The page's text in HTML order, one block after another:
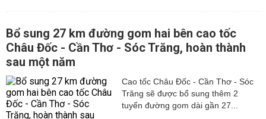
Bổ sung 27 km đường gom hai bên cao tốc
Châu Đốc - Cần Thơ - Sóc Trăng, hoàn thành
sau một năm
Cao tốc Châu Đốc - Cần Thơ - Sóc
Trăng sẽ được bổ sung thêm 2
tuyến đường gom dài gần 27...